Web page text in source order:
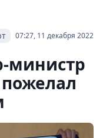
07:27, 11 декабря 2022
министр